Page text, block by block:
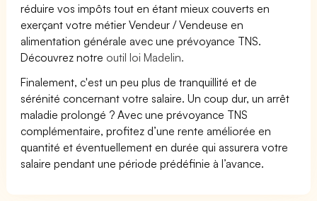
réduire vos impôts tout en étant mieux couverts en
exerçant votre métier Vendeur / Vendeuse en
alimentation générale avec une prévoyance TNS.
Découvrez notre outil loi Madelin.
Finalement, c'est un peu plus de tranquillité et de
sérénité concernant votre salaire. Un coup dur, un arrêt
maladie prolongé ? Avec une prévoyance TNS
complémentaire, profitez d’une rente améliorée en
quantité et éventuellement en durée qui assurera votre
salaire pendant une période prédéfinie à l’avance.